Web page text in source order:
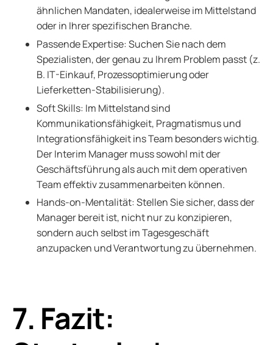
ähnlichen Mandaten, idealerweise im Mittelstand
oder in Ihrer spezifischen Branche.
Passende Expertise: Suchen Sie nach dem
Spezialisten, der genau zu Ihrem Problem passt (z.
B. IT-Einkauf, Prozessoptimierung oder
Lieferketten-Stabilisierung).
Soft Skills: Im Mittelstand sind
Kommunikationsfähigkeit, Pragmatismus und
Integrationsfähigkeit ins Team besonders wichtig.
Der Interim Manager muss sowohl mit der
Geschäftsführung als auch mit dem operativen
Team effektiv zusammenarbeiten können.
Hands-on-Mentalität: Stellen Sie sicher, dass der
Manager bereit ist, nicht nur zu konzipieren,
sondern auch selbst im Tagesgeschäft
anzupacken und Verantwortung zu übernehmen.
7. Fazit: